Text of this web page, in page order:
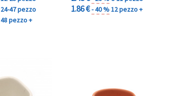
24-47 pezzo
48 pezzo +
1.86 €- 40 %12 pezzo +